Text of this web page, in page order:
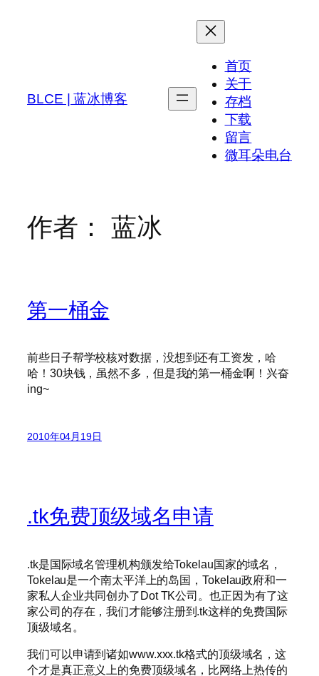
BLCE | 蓝冰博客
首页
关于
存档
下载
留言
微耳朵电台
作者： 蓝冰
第一桶金
前些日子帮学校核对数据，没想到还有工资发，哈
哈！30块钱，虽然不多，但是我的第一桶金啊！兴奋
ing~
2010年04月19日
.tk免费顶级域名申请
.tk是国际域名管理机构颁发给Tokelau国家的域名，
Tokelau是一个南太平洋上的岛国，Tokelau政府和一
家私人企业共同创办了Dot TK公司。也正因为有了这
家公司的存在，我们才能够注册到.tk这样的免费国际
顶级域名。
我们可以申请到诸如www.xxx.tk格式的顶级域名，这
个才是真正意义上的免费顶级域名，比网络上热传的